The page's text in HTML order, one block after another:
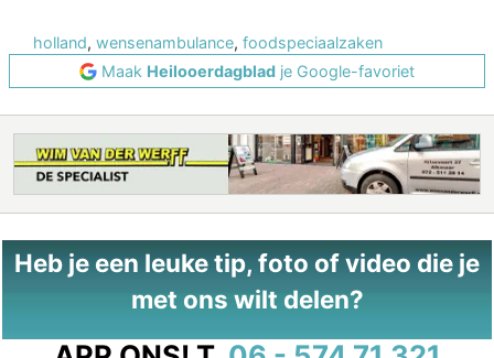
holland, wensenambulance, foodspeciaalzaken
Maak Heilooerdagblad je Google-favoriet
Heb je een leuke tip, foto of video die je
met ons wilt delen?